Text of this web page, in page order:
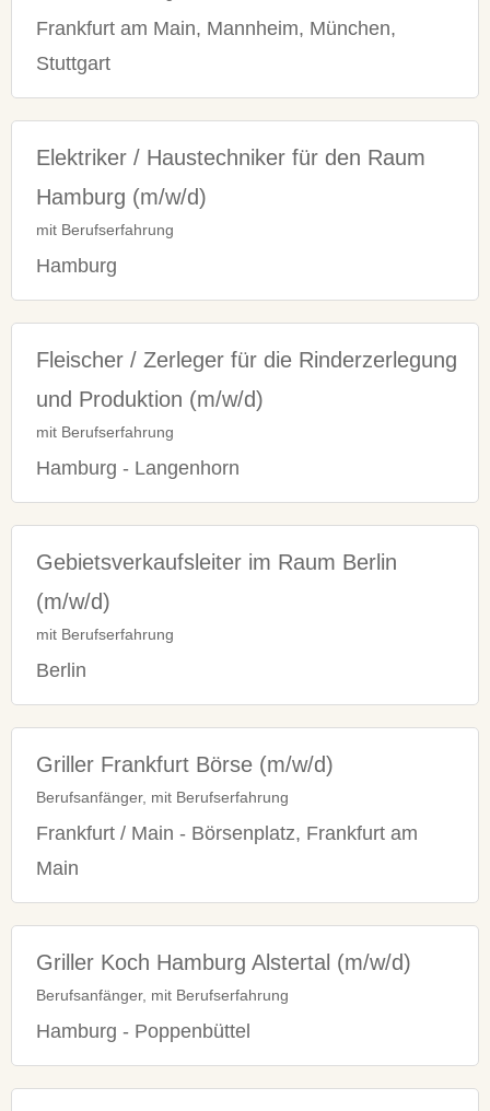
Frankfurt am Main, Mannheim, München,
Stuttgart
Elektriker / Haustechniker für den Raum
Hamburg (m/w/d)
mit Berufserfahrung
Hamburg
Fleischer / Zerleger für die Rinderzerlegung
und Produktion (m/w/d)
mit Berufserfahrung
Hamburg - Langenhorn
Gebietsverkaufsleiter im Raum Berlin
(m/w/d)
mit Berufserfahrung
Berlin
Griller Frankfurt Börse (m/w/d)
Berufsanfänger, mit Berufserfahrung
Frankfurt / Main - Börsenplatz, Frankfurt am
Main
Griller Koch Hamburg Alstertal (m/w/d)
Berufsanfänger, mit Berufserfahrung
Hamburg - Poppenbüttel